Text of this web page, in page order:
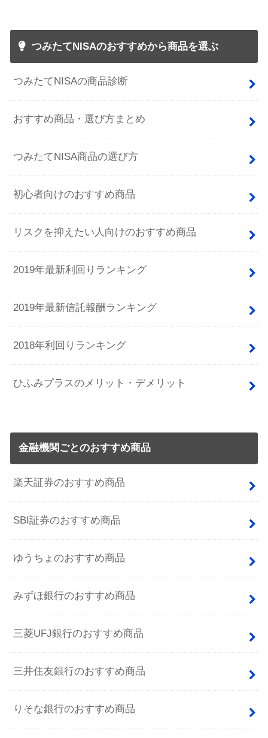
つみたてNISAのおすすめから商品を選ぶ
つみたてNISAの商品診断
おすすめ商品・選び方まとめ
つみたてNISA商品の選び方
初心者向けのおすすめ商品
リスクを抑えたい人向けのおすすめ商品
2019年最新利回りランキング
2019年最新信託報酬ランキング
2018年利回りランキング
ひふみプラスのメリット・デメリット
金融機関ごとのおすすめ商品
楽天証券のおすすめ商品
SBI証券のおすすめ商品
ゆうちょのおすすめ商品
みずほ銀行のおすすめ商品
三菱UFJ銀行のおすすめ商品
三井住友銀行のおすすめ商品
りそな銀行のおすすめ商品